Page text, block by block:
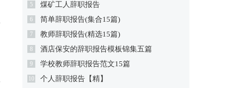
5 煤矿工人辞职报告
6 简单辞职报告(集合15篇)
7 教师辞职报告(精选15篇)
8 酒店保安的辞职报告模板锦集五篇
9 学校教师辞职报告范文15篇
10 个人辞职报告【精】